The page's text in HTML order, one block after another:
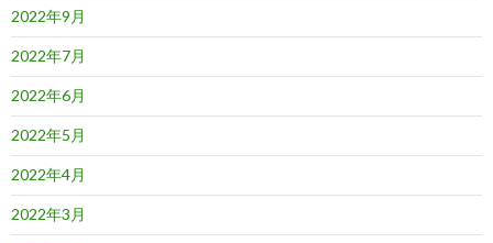
2022年9月
2022年7月
2022年6月
2022年5月
2022年4月
2022年3月